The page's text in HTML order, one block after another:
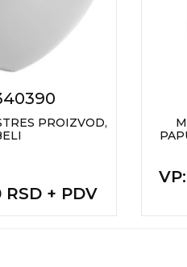
PROIZVOD,
+ PDV
VP